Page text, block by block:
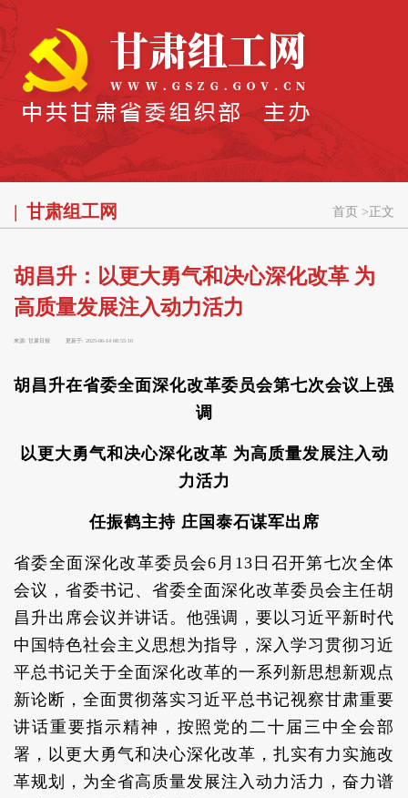
甘肃组工网 首页 > 正文
胡昌升：以更大勇气和决心深化改革 为
高质量发展注入动力活力
来源: 甘肃日报 更新于: 2025-06-14 08:55:10
胡昌升在省委全面深化改革委员会第七次会议上强
调
以更大勇气和决心深化改革 为高质量发展注入动
力活力
任振鹤主持 庄国泰石谋军出席
省委全面深化改革委员会6月13日召开第七次全体
会议，省委书记、省委全面深化改革委员会主任胡
昌升出席会议并讲话。他强调，要以习近平新时代
中国特色社会主义思想为指导，深入学习贯彻习近
平总书记关于全面深化改革的一系列新思想新观点
新论断，全面贯彻落实习近平总书记视察甘肃重要
讲话重要指示精神，按照党的二十届三中全会部
署，以更大勇气和决心深化改革，扎实有力实施改
革规划，为全省高质量发展注入动力活力，奋力谱